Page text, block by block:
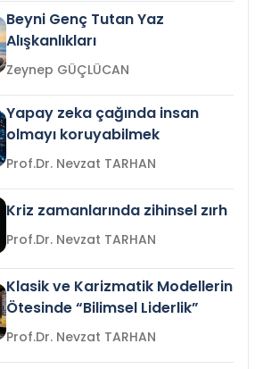
Beyni Genç Tutan Yaz
Alışkanlıkları
Zeynep GÜÇLÜCAN
Yapay zeka çağında insan
olmayı koruyabilmek
Prof.Dr. Nevzat TARHAN
Kriz zamanlarında zihinsel zırh
Prof.Dr. Nevzat TARHAN
Klasik ve Karizmatik Modellerin
Ötesinde “Bilimsel Liderlik”
Prof.Dr. Nevzat TARHAN